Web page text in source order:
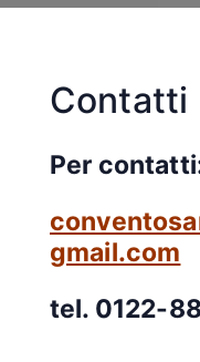
Contatti
Per
gmail.com
tel. 0122-